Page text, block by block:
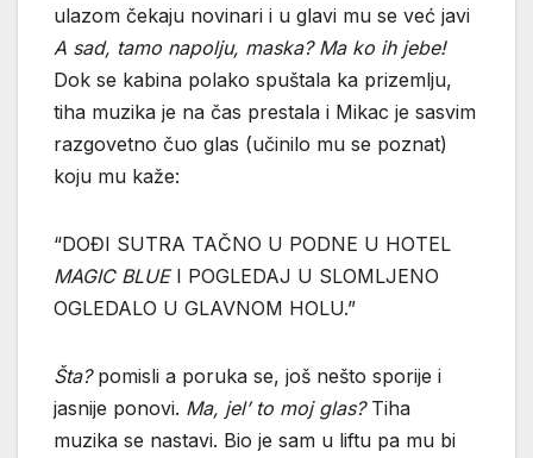
ulazom čekaju novinari i u glavi mu se već javi
A sad, tamo napolju, maska? Ma ko ih jebe!
Dok se kabina polako spuštala ka prizemlju,
tiha muzika je na čas prestala i Mikac je sasvim
razgovetno čuo glas (učinilo mu se poznat)
koju mu kaže:
“DOĐI SUTRA TAČNO U PODNE U HOTEL
MAGIC BLUEI POGLEDAJ U SLOMLJENO
OGLEDALO U GLAVNOM HOLU.”
Šta?pomisli a poruka se, još nešto sporije i
jasnije ponovi. Ma, jel’ to moj glas?Tiha
muzika se nastavi. Bio je sam u liftu pa mu bi